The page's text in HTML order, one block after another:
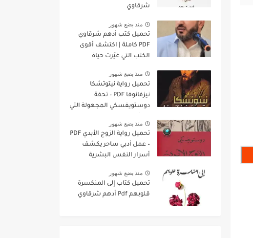
شرقاوي
منذ بضع شهور
تحميل كتب أدهم شرقاوي
PDF كاملة | اكتشف أقوى
الكتب التي غيّرت حياة
منذ بضع شهور
تحميل رواية نيتوتشكا
نيزفانوفا PDF – تحفة
دوستويفسكي المجهولة التي
منذ بضع شهور
تحميل رواية الزوج الأبدي PDF
– عمل أدبي ساحر يكشف
أسرار النفس البشرية
منذ بضع شهور
تحميل كتاب إلى المنكسرة
قلوبهم Pdf أدهم شرقاوي